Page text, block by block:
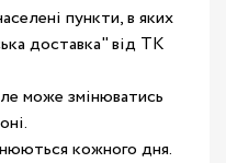
пункти, в яких
доставка" від ТК
може змінюватись
кожного дня.